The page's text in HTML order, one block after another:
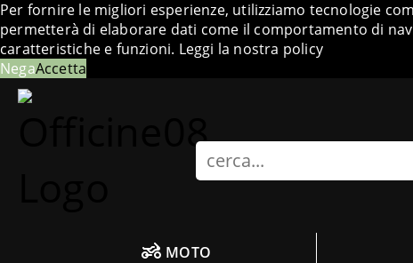
Per fornire le migliori esperienze, utilizziamo tecnologie
permetterà di elaborare dati come il comportamento di
caratteristiche e funzioni. Leggi la nostra policy
NegaAccetta
Search
MOTO